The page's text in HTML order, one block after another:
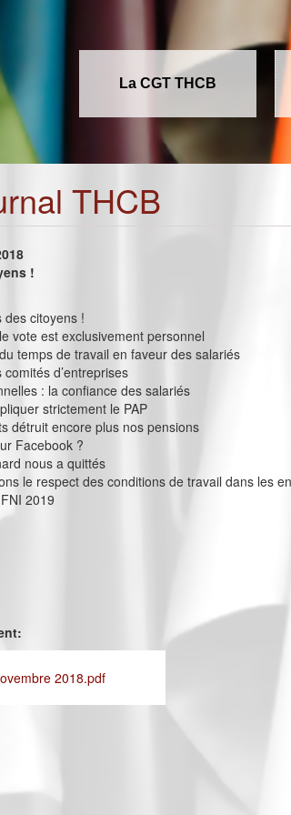
La CGT THCB
THCB
!
des citoyens !
vote est exclusivement personnel
temps de travail en faveur des salariés
d’entreprises
: la confiance des salariés
strictement le PAP
détruit encore plus nos pensions
Facebook ?
nous a quittés
le respect des conditions de travail dans les
2019
2018.pdf